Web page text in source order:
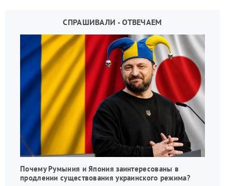
СПРАШИВАЛИ - ОТВЕЧАЕМ
Почему Румыния и Япония заинтересованы в
продлении существования украинского режима?